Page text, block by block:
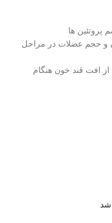
ها
و حجم عضلات در مراحل
از افت قند خون هنگام
شد